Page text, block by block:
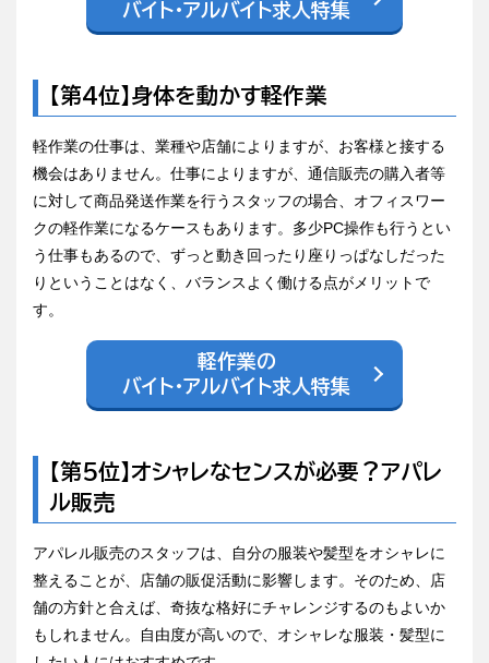
バイト・アルバイト求人特集
【第4位】身体を動かす軽作業
軽作業の仕事は、業種や店舗によりますが、お客様と接する
機会はありません。仕事によりますが、通信販売の購入者等
に対して商品発送作業を行うスタッフの場合、オフィスワー
クの軽作業になるケースもあります。多少PC操作も行うとい
う仕事もあるので、ずっと動き回ったり座りっぱなしだった
りということはなく、バランスよく働ける点がメリットで
す。
軽作業の
バイト・アルバイト求人特集
【第5位】オシャレなセンスが必要？アパレ
ル販売
アパレル販売のスタッフは、自分の服装や髪型をオシャレに
整えることが、店舗の販促活動に影響します。そのため、店
舗の方針と合えば、奇抜な格好にチャレンジするのもよいか
もしれません。自由度が高いので、オシャレな服装・髪型に